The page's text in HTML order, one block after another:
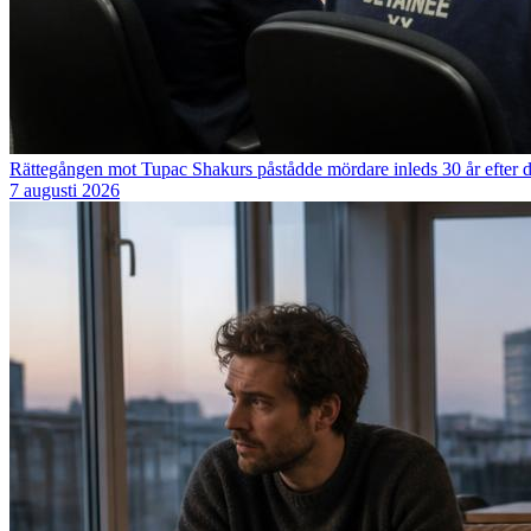
Rättegången mot Tupac Shakurs påstådde mördare inleds 30 år efter
7 augusti 2026